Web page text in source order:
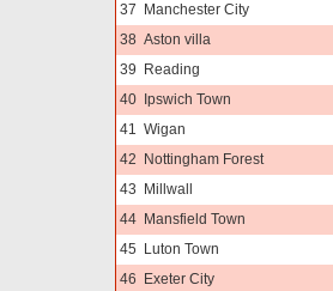
37
Manchester City
38 Aston villa
39
Reading
40
Ipswich Town
41 Wigan
42
Nottingham Forest
43
Millwall
44
Mansfield Town
45
Luton Town
46
Exeter City